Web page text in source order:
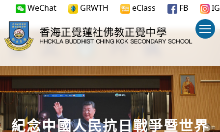
WeChat GRWTH eClass FB IG
紀念中國人民抗日戰爭暨世界